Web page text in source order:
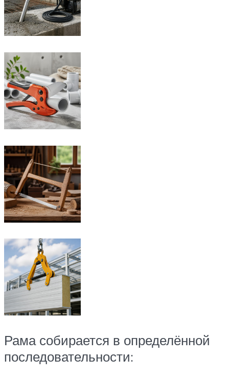
Рама собирается в определённой
последовательности: